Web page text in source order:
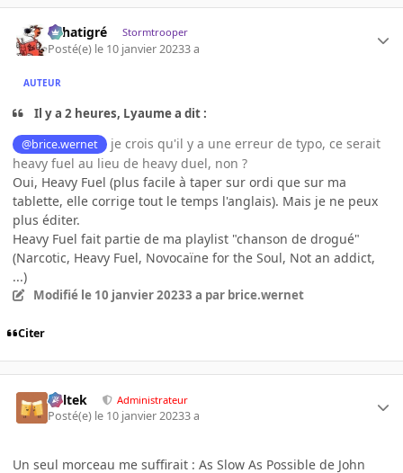
r.chatigré Stormtrooper
Posté(e) le 10 janvier 20233 a
AUTEUR
Il y a 2 heures, Lyaume a dit :
@brice.wernet
je crois qu'il y a une erreur de typo, ce serait
heavy fuel au lieu de heavy duel, non ?
Oui, Heavy Fuel (plus facile à taper sur ordi que sur ma
tablette, elle corrige tout le temps l'anglais). Mais je ne peux
plus éditer.
Heavy Fuel fait partie de ma playlist "chanson de drogué"
(Narcotic, Heavy Fuel, Novocaïne for the Soul, Not an addict,
...)
Modifié le 10 janvier 20233 a par brice.wernet
Citer
Soltek Administrateur
Posté(e) le 10 janvier 20233 a
Un seul morceau me suffirait : As Slow As Possible de John